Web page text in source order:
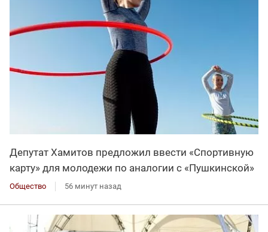
Депутат Хамитов предложил ввести «Спортивную
карту» для молодежи по аналогии с «Пушкинской»
Общество 56 минут назад